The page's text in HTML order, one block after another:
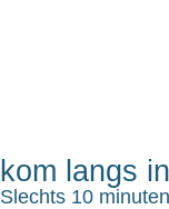
kom langs
Slechts 10